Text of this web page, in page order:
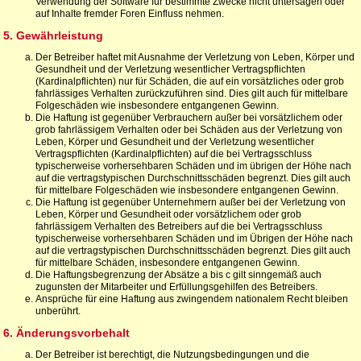
auf Inhalte fremder Foren Einfluss nehmen.
5. Gewährleistung
Der Betreiber haftet mit Ausnahme der Verletzung von Leben, Körper und
Gesundheit und der Verletzung wesentlicher Vertragspflichten
(Kardinalpflichten) nur für Schäden, die auf ein vorsätzliches oder grob
fahrlässiges Verhalten zurückzuführen sind. Dies gilt auch für mittelbare
Folgeschäden wie insbesondere entgangenen Gewinn.
Die Haftung ist gegenüber Verbrauchern außer bei vorsätzlichem oder
grob fahrlässigem Verhalten oder bei Schäden aus der Verletzung von
Leben, Körper und Gesundheit und der Verletzung wesentlicher
Vertragspflichten (Kardinalpflichten) auf die bei Vertragsschluss
typischerweise vorhersehbaren Schäden und im übrigen der Höhe nach
auf die vertragstypischen Durchschnittsschäden begrenzt. Dies gilt auch
für mittelbare Folgeschäden wie insbesondere entgangenen Gewinn.
Die Haftung ist gegenüber Unternehmern außer bei der Verletzung von
Leben, Körper und Gesundheit oder vorsätzlichem oder grob
fahrlässigem Verhalten des Betreibers auf die bei Vertragsschluss
typischerweise vorhersehbaren Schäden und im Übrigen der Höhe nach
auf die vertragstypischen Durchschnittsschäden begrenzt. Dies gilt auch
für mittelbare Schäden, insbesondere entgangenen Gewinn.
Die Haftungsbegrenzung der Absätze a bis c gilt sinngemäß auch
zugunsten der Mitarbeiter und Erfüllungsgehilfen des Betreibers.
Ansprüche für eine Haftung aus zwingendem nationalem Recht bleiben
unberührt.
6. Änderungsvorbehalt
Der Betreiber ist berechtigt, die Nutzungsbedingungen und die